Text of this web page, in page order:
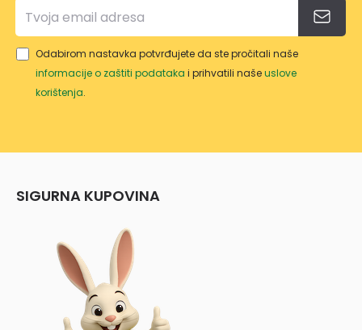
Odabirom nastavka potvrđujete da ste pročitali naše
informacije o zaštiti podataka i prihvatili našeuslove
korištenja.
SIGURNA KUPOVINA